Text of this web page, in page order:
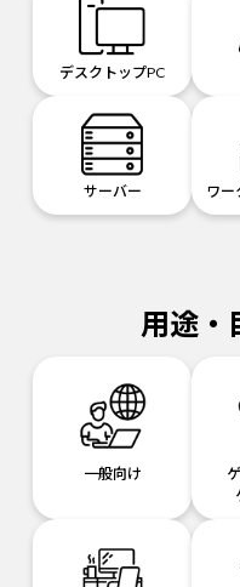
デスクトップPC
サーバー ワー
用途・
一般向け